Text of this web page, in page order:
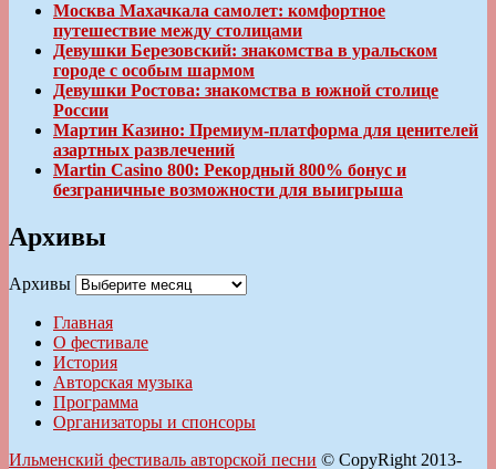
Москва Махачкала самолет: комфортное
путешествие между столицами
Девушки Березовский: знакомства в уральском
городе с особым шармом
Девушки Ростова: знакомства в южной столице
России
Мартин Казино: Премиум-платформа для ценителей
азартных развлечений
Martin Casino 800: Рекордный 800% бонус и
безграничные возможности для выигрыша
Архивы
Архивы
Главная
О фестивале
История
Авторская музыка
Программа
Организаторы и спонсоры
Ильменский фестиваль авторской песни © CopyRight 2013-